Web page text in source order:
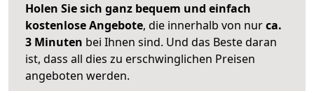
Holen Sie sich ganz bequem und einfach
kostenlose Angebote, die innerhalb von nurca.
3 Minuten bei Ihnen sind. Und das Beste daran
ist, dass all dies zu erschwinglichen Preisen
angeboten werden.